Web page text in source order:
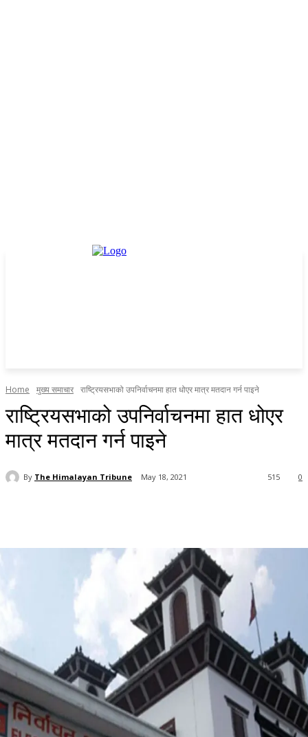
Home मुख्य समाचार राष्ट्रियसभाको उपनिर्वाचनमा हात धोएर मात्र मतदान गर्न पाइने
राष्ट्रियसभाको उपनिर्वाचनमा हात धोएर
मात्र मतदान गर्न पाइने
By The Himalayan Tribune May 18, 2021 0
515